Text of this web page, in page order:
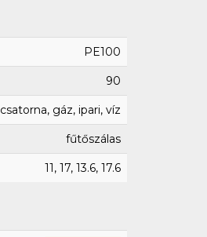
PE100
90
csatorna, gáz, ipari, víz
fűtőszálas
11, 17, 13.6, 17.6